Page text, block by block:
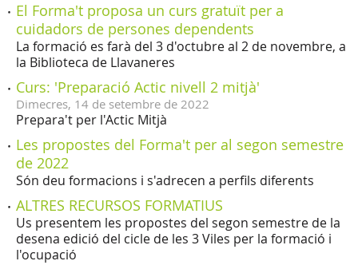
El Forma't proposa un curs gratuït per a
cuidadors de persones dependents
La formació es farà del 3 d'octubre al 2 de novembre, a
la Biblioteca de Llavaneres
Curs: 'Preparació Actic nivell 2 mitjà'
Dimecres, 14 de setembre de 2022
Prepara't per l'Actic Mitjà
Les propostes del Forma't per al segon semestre
de 2022
Són deu formacions i s'adrecen a perfils diferents
ALTRES RECURSOS FORMATIUS
Us presentem les propostes del segon semestre de la
desena edició del cicle de les 3 Viles per la formació i
l'ocupació